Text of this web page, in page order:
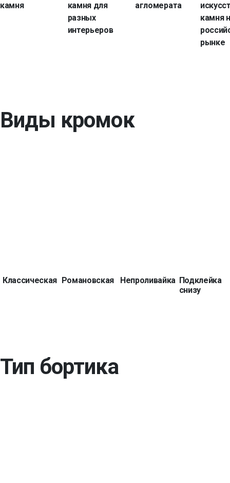
камня
камня для
разных
интерьеров
агломерата
камня
рынке
Виды кромок
Классическая Романовская Непроливайка Подклейка
снизу
Тип бортика